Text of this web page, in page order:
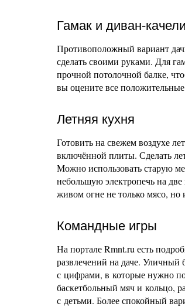
Гамак и диван-качели
Противоположный вариант
сделать своими руками. Для
прочной потолочной балке,
вы оцените все
Летняя кухня
Готовить на свежем воздухе
включённой плиты. Сделать
Можно использовать старую
небольшую электропечь на
живом огне не только мясо,
Командные игры
На портале Rmnt.ru есть
развлечений на даче. Уличный
с цифрами, в которые нужно
баскетбольный мяч и кольцо,
с детьми. Более спокойный